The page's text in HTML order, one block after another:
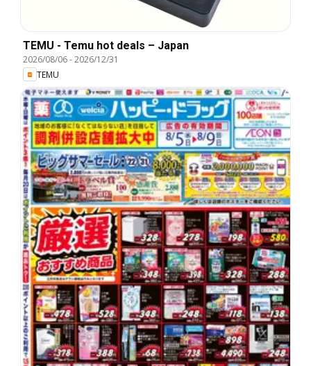
TEMU - Temu hot deals – Japan
2026/08/06-2026/12/31
TEMU